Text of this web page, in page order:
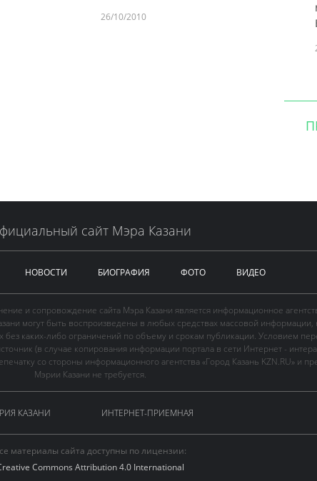
26/10/2010
сайт Мэра Казани
НОВОСТИ БИОГРАФИЯ ФОТО ВИДЕО
и сопровождение сайта Мэра Казани является информационное
могут быть воспроизведены в любых средствах массовой информации,
каких-либо ограничений по объему и срокам публикации. Условием
(в случае копирования информации портала в сети Интернет -
со стороны информационного агентства «Город Казань KZN.RU» и
Мэрии Казани не требуется.
КАЗАНИ ИНТЕРНЕТ-ПРИЕМНАЯ
материалы сайта доступны по лицензии:
Commons Attribution 4.0 International